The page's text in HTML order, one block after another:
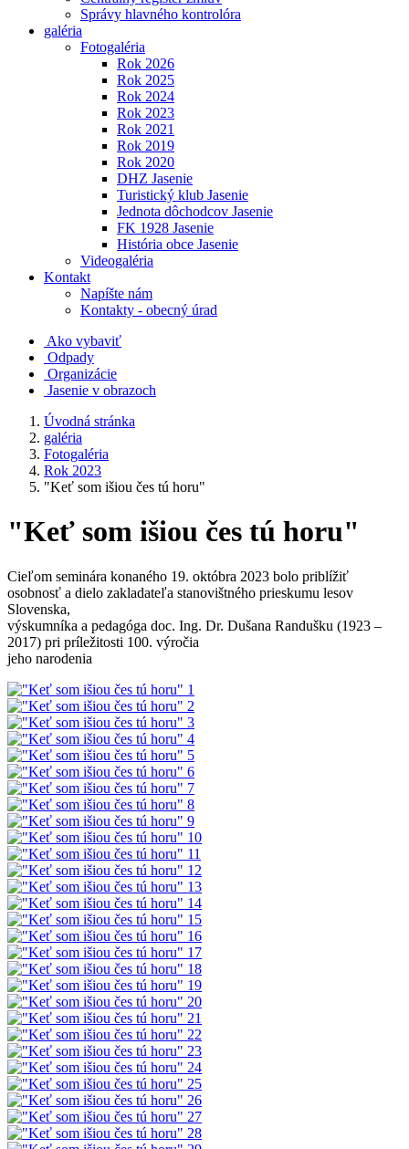
Správy hlavného kontrolóra
galéria
Fotogaléria
Rok 2026
Rok 2025
Rok 2024
Rok 2023
Rok 2021
Rok 2019
Rok 2020
DHZ Jasenie
Turistický klub Jasenie
Jednota dôchodcov Jasenie
FK 1928 Jasenie
História obce Jasenie
Videogaléria
Kontakt
Napíšte nám
Kontakty - obecný úrad
Ako vybaviť
Odpady
Organizácie
Jasenie v obrazoch
Úvodná stránka
galéria
Fotogaléria
Rok 2023
"Keť som išiou čes tú horu"
"Keť som išiou čes tú horu"
Cieľom seminára konaného 19. októbra 2023 bolo priblížiť
osobnosť a dielo zakladateľa stanovištného prieskumu lesov
Slovenska,
výskumníka a pedagóga doc. Ing. Dr. Dušana Randušku (1923 –
2017) pri príležitosti 100. výročia
jeho narodenia